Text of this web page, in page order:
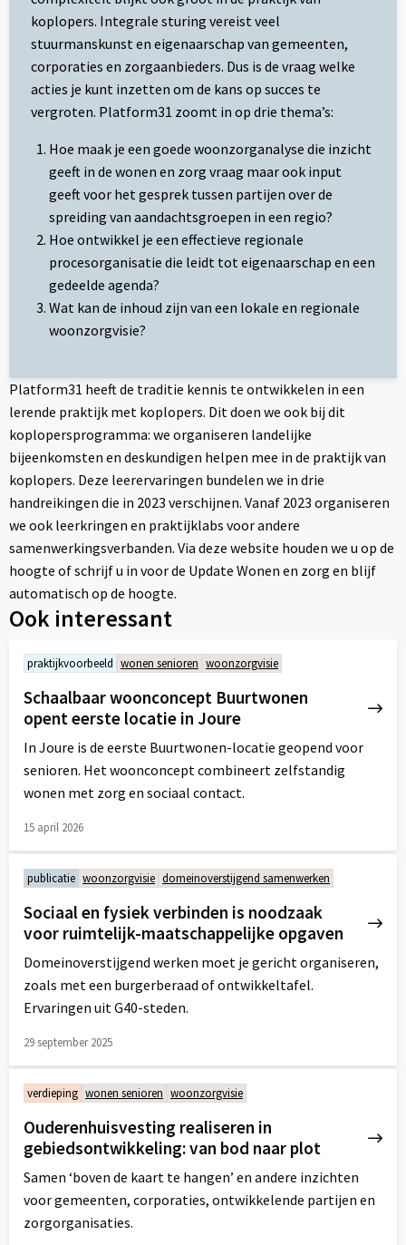
koplopers. Integrale sturing vereist veel
stuurmanskunst en eigenaarschap van gemeenten,
corporaties en zorgaanbieders. Dus is de vraag welke
acties je kunt inzetten om de kans op succes te
vergroten. Platform31 zoomt in op drie thema’s:
Hoe maak je een goede woonzorganalyse die inzicht
geeft in de wonen en zorg vraag maar ook input
geeft voor het gesprek tussen partijen over de
spreiding van aandachtsgroepen in een regio?
Hoe ontwikkel je een effectieve regionale
procesorganisatie die leidt tot eigenaarschap en een
gedeelde agenda?
Wat kan de inhoud zijn van een lokale en regionale
woonzorgvisie?
Platform31 heeft de traditie kennis te ontwikkelen in een
lerende praktijk met koplopers. Dit doen we ook bij dit
koplopersprogramma: we organiseren landelijke
bijeenkomsten en deskundigen helpen mee in de praktijk van
koplopers. Deze leerervaringen bundelen we in drie
handreikingen die in 2023 verschijnen. Vanaf 2023 organiseren
we ook leerkringen en praktijklabs voor andere
samenwerkingsverbanden. Via deze website houden we u op de
hoogte of schrijf u in voor de Update Wonen en zorg en blijf
automatisch op de hoogte.
Ook interessant
praktijkvoorbeeld wonen senioren woonzorgvisie
Schaalbaar woonconcept Buurtwonen
opent eerste locatie in Joure
In Joure is de eerste Buurtwonen-locatie geopend voor
senioren. Het woonconcept combineert zelfstandig
wonen met zorg en sociaal contact.
15 april 2026
meer
over
publicatie woonzorgvisie domeinoverstijgend samenwerken
Sociaal en fysiek verbinden is noodzaak
voor ruimtelijk-maatschappelijke opgaven
Domeinoverstijgend werken moet je gericht organiseren,
zoals met een burgerberaad of ontwikkeltafel.
Ervaringen uit G40-steden.
29 september 2025
meer
over
verdieping wonen senioren woonzorgvisie
Ouderenhuisvesting realiseren in
gebiedsontwikkeling: van bod naar plot
Samen ‘boven de kaart te hangen’ en andere inzichten
voor gemeenten, corporaties, ontwikkelende partijen en
zorgorganisaties.